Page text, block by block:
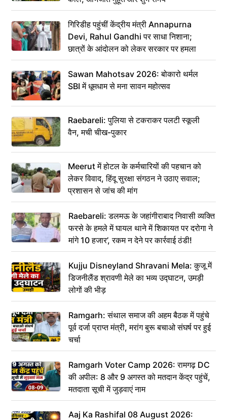
गिरिडीह पहुंचीं केंद्रीय मंत्री Annapurna
Devi, Rahul Gandhi पर साधा निशाना;
छात्रों के आंदोलन को लेकर सरकार पर हमला
Sawan Mahotsav 2026: बोकारो थर्मल
SBI में धूमधाम से मना सावन महोत्सव
Raebareli: पुलिया से टकराकर पलटी स्कूली
वैन, मची चीख-पुकार
Meerut में होटल के कर्मचारियों की पहचान को
लेकर विवाद, हिंदू सुरक्षा संगठन ने उठाए सवाल;
प्रशासन से जांच की मांग
Raebareli: डलमऊ के जहांगीराबाद निवासी व्यक्ति
फरसे के हमले में घायल थाने में शिकायत पर दरोगा ने
मांगे 10 हजार’, रकम न देने पर कार्रवाई ठंडी!
Kujju Disneyland Shravani Mela: कुजू में
डिजनीलैंड श्रावणी मेले का भव्य उद्घाटन, उमड़ी
लोगों की भीड़
Ramgarh: संथाल समाज की अहम बैठक में पहुंचे
पूर्व दर्जा प्राप्त मंत्री, मरांग बुरू बचाओ संघर्ष पर हुई
चर्चा
Ramgarh Voter Camp 2026: रामगढ़ DC
की अपील: 8 और 9 अगस्त को मतदान केंद्र पहुंचें,
मतदाता सूची में जुड़वाएं नाम
Aaj Ka Rashifal 08 August 2026: